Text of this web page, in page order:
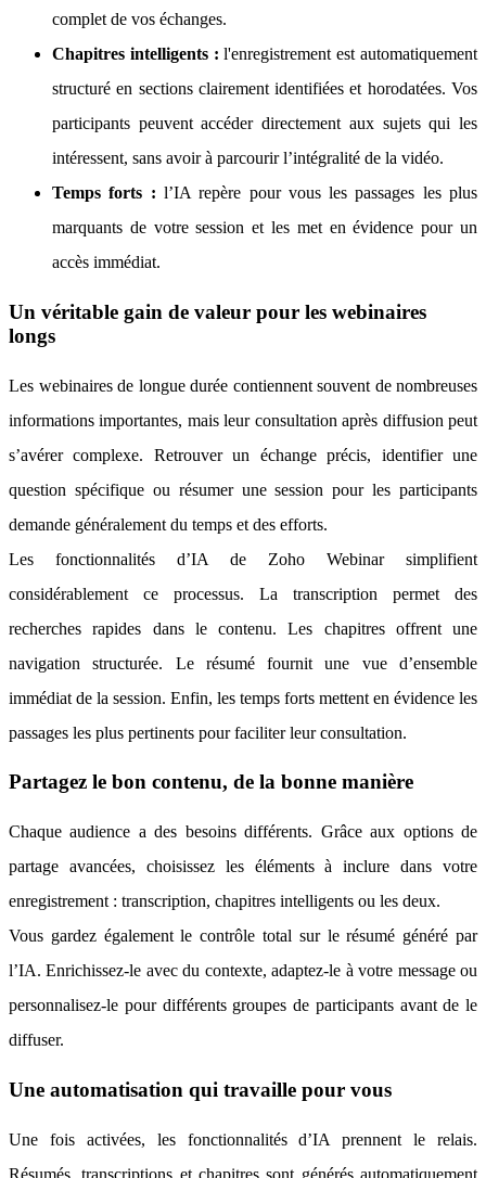
complet de vos échanges.
Chapitres intelligents : l'enregistrement est automatiquement
structuré en sections clairement identifiées et horodatées. Vos
participants peuvent accéder directement aux sujets qui les
intéressent, sans avoir à parcourir l’intégralité de la vidéo.
Temps forts : l’IA repère pour vous les passages les plus
marquants de votre session et les met en évidence pour un
accès immédiat.
Un véritable gain de valeur pour les webinaires
longs
Les webinaires de longue durée contiennent souvent de nombreuses
informations importantes, mais leur consultation après diffusion peut
s’avérer complexe. Retrouver un échange précis, identifier une
question spécifique ou résumer une session pour les participants
demande généralement du temps et des efforts.
Les fonctionnalités d’IA de Zoho Webinar simplifient
considérablement ce processus. La transcription permet des
recherches rapides dans le contenu. Les chapitres offrent une
navigation structurée. Le résumé fournit une vue d’ensemble
immédiat de la session. Enfin, les temps forts mettent en évidence les
passages les plus pertinents pour faciliter leur consultation.
Partagez le bon contenu, de la bonne manière
Chaque audience a des besoins différents. Grâce aux options de
partage avancées, choisissez les éléments à inclure dans votre
enregistrement : transcription, chapitres intelligents ou les deux.
Vous gardez également le contrôle total sur le résumé généré par
l’IA. Enrichissez-le avec du contexte, adaptez-le à votre message ou
personnalisez-le pour différents groupes de participants avant de le
diffuser.
Une automatisation qui travaille pour vous
Une fois activées, les fonctionnalités d’IA prennent le relais.
Résumés, transcriptions et chapitres sont générés automatiquement